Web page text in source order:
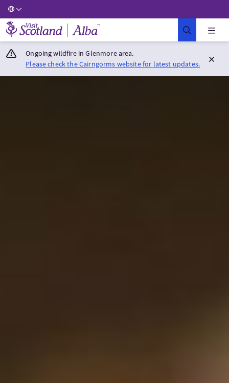
Visit Scotland Home
Ongoing wildfire in Glenmore area.
Please check the Cairngorms website for latest updates.